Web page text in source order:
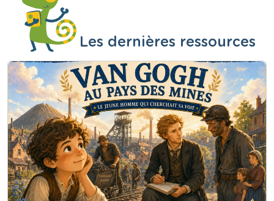
Les dernières ressources